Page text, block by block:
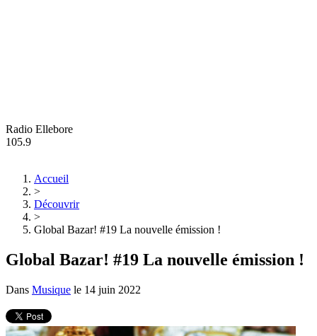
Radio Ellebore
105.9
Accueil
>
Découvrir
>
Global Bazar! #19 La nouvelle émission !
Global Bazar! #19 La nouvelle émission !
Dans Musique le 14 juin 2022